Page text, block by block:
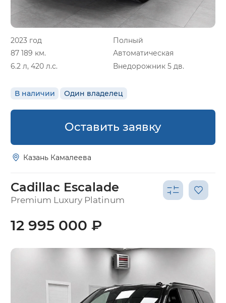
2023 год
Полный
87 189 км.
Автоматическая
6.2 л, 420 л.с.
Внедорожник 5 дв.
В наличии Один владелец
Оставить заявку
Казань Камалеева
Cadillac Escalade
Premium Luxury Platinum
12 995 000 ₽